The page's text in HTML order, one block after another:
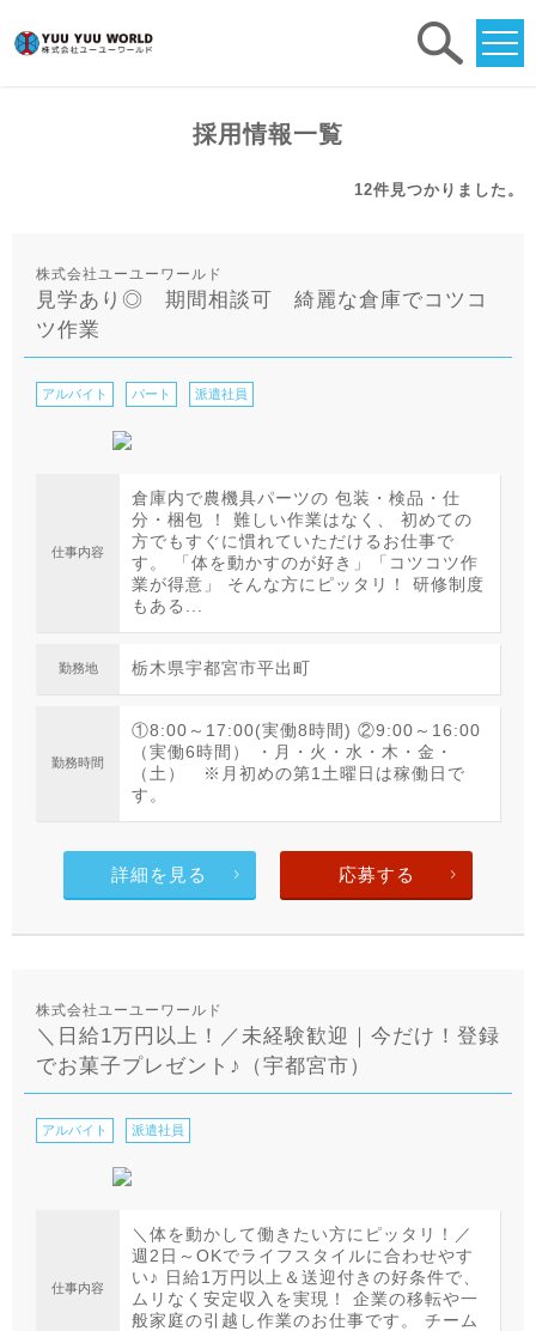
採用情報一覧
12件 見つかりました。
株式会社ユーユーワールド
見学あり◎ 期間相談可 綺麗な倉庫でコツコ
ツ作業
アルバイト パート 派遣社員
仕事内容
倉庫内で農機具パーツの 包装・検品・仕
分・梱包 ！ 難しい作業はなく、 初めての
方でもすぐに慣れていただけるお仕事で
す。 「体を動かすのが好き」「コツコツ作
業が得意」 そんな方にピッタリ！ 研修制度
もある...
勤務地 栃木県宇都宮市平出町
勤務時間
①8:00～17:00(実働8時間) ②9:00～16:00
（実働6時間） ・月・火・水・木・金・
（土） ※月初めの第1土曜日は稼働日で
す。
詳細を見る 応募する
株式会社ユーユーワールド
＼日給1万円以上！／未経験歓迎｜今だけ！登録
でお菓子プレゼント♪（宇都宮市）
アルバイト 派遣社員
仕事内容
＼体を動かして働きたい方にピッタリ！／
週2日～OKでライフスタイルに合わせやす
い♪ 日給1万円以上＆送迎付きの好条件で、
ムリなく安定収入を実現！ 企業の移転や一
般家庭の引越し作業のお仕事です。 チーム